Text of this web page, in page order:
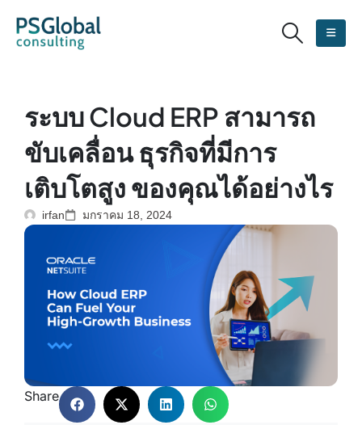
ระบบ Cloud ERP สามารถ
ขับเคลื่อน ธุรกิจที่มีการ
เติบโตสูง ของคุณได้อย่างไร
irfan มกราคม 18, 2024
Share